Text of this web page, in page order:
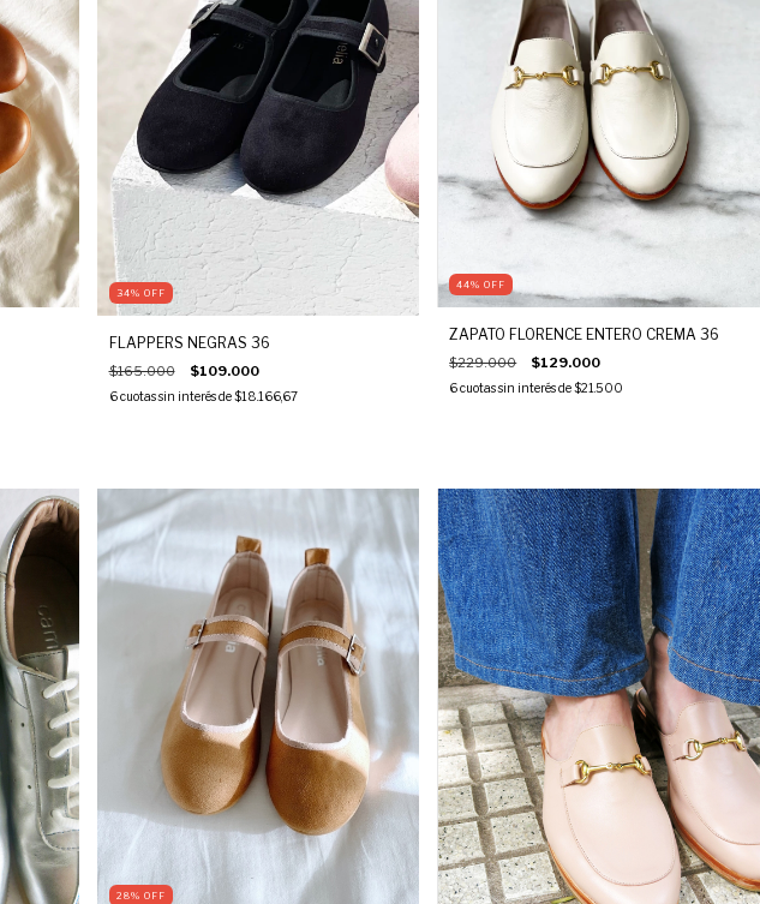
34% OFF
FLAPPERS NEGRAS 36
$165.000 $109.000
6 cuotas sin interés de$18.166,67
44%OFF
ZAPATO FLORENCE ENTERO CREMA 36
$229.000 $129.000
6cuotas sin interés de$21.500
28% OFF